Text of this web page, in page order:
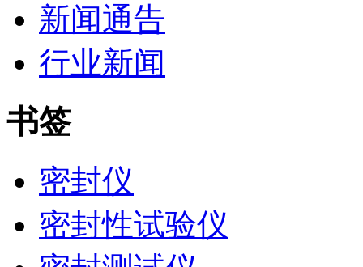
新闻通告
行业新闻
书签
密封仪
密封性试验仪